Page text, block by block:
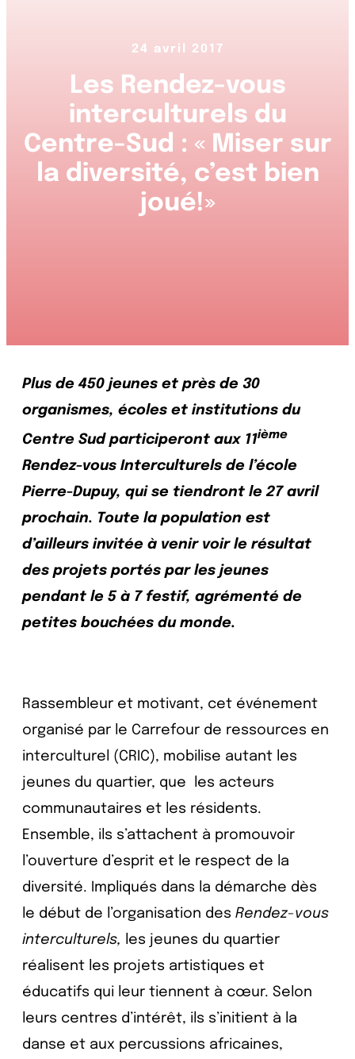
24 avril 2017
Les Rendez-vous
interculturels du
Centre-Sud : « Miser sur
la diversité, c’est bien
joué!»
Plus de 450 jeunes et près de 30
organismes, écoles et institutions du
Centre Sud participeront aux 11ième
Rendez-vous Interculturels de l’école
Pierre-Dupuy, qui se tiendront le 27 avril
prochain. Toute la population est
d’ailleurs invitée à venir voir le résultat
des projets portés par les jeunes
pendant le 5 à 7 festif, agrémenté de
petites bouchées du monde.
Rassembleur et motivant, cet événement
organisé par le Carrefour de ressources en
interculturel (CRIC), mobilise autant les
jeunes du quartier, que les acteurs
communautaires et les résidents.
Ensemble, ils s’attachent à promouvoir
l’ouverture d’esprit et le respect de la
diversité. Impliqués dans la démarche dès
le début de l’organisation des Rendez-vous
interculturels,
les jeunes du quartier
réalisent les projets artistiques et
éducatifs qui leur tiennent à cœur. Selon
leurs centres d’intérêt, ils s’initient à la
danse et aux percussions africaines,